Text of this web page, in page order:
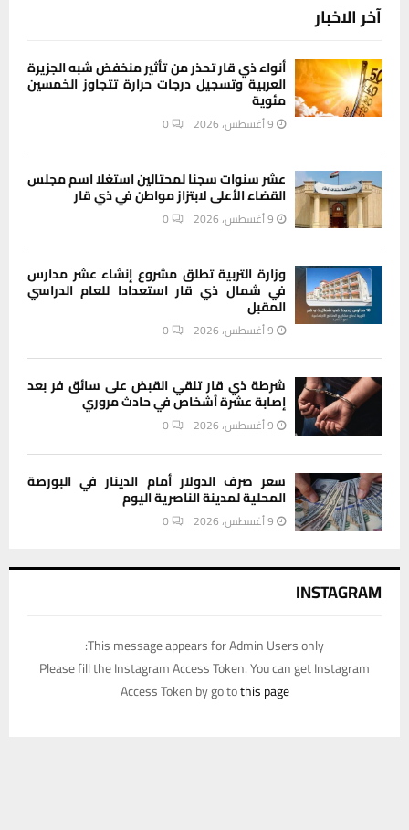
آخر الاخبار
أنواء ذي قار تحذر من تأثير منخفض شبه الجزيرة
العربية وتسجيل درجات حرارة تتجاوز الخمسين
مئوية
9 أغسطس، 2026 0
عشر سنوات سجنا لمحتالين استغلا اسم مجلس
القضاء الأعلى لابتزاز مواطن في ذي قار
9 أغسطس، 2026 0
وزارة التربية تطلق مشروع إنشاء عشر مدارس
في شمال ذي قار استعدادا للعام الدراسي
المقبل
9 أغسطس، 2026 0
شرطة ذي قار تلقي القبض على سائق فر بعد
إصابة عشرة أشخاص في حادث مروري
9 أغسطس، 2026 0
سعر صرف الدولار أمام الدينار في البورصة
المحلية لمدينة الناصرية اليوم
9 أغسطس، 2026 0
INSTAGRAM
This message appears for Admin Users only:
Please fill the Instagram Access Token. You can get Instagram
Access Token by go tothis page